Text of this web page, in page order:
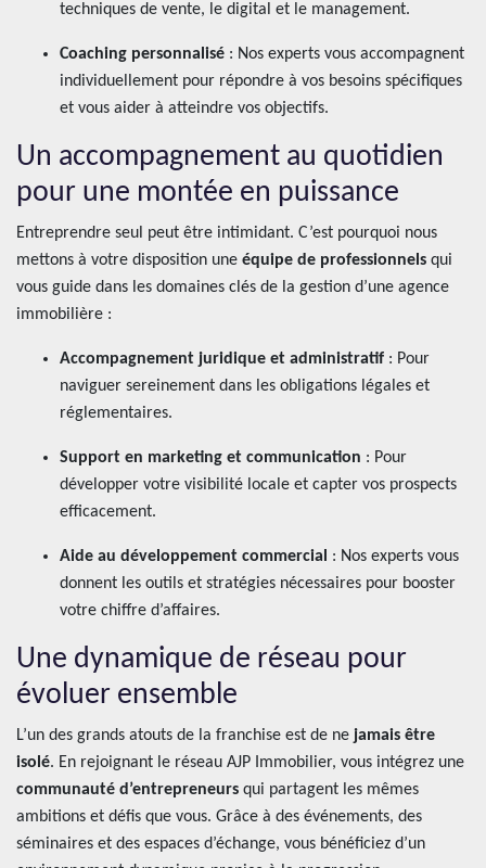
techniques de vente, le digital et le management.
Coaching personnalisé : Nos experts vous accompagnent
individuellement pour répondre à vos besoins spécifiques
et vous aider à atteindre vos objectifs.
Un accompagnement au quotidien
pour une montée en puissance
Entreprendre seul peut être intimidant. C’est pourquoi nous
mettons à votre disposition une équipe de professionnels qui
vous guide dans les domaines clés de la gestion d’une agence
immobilière :
Accompagnement juridique et administratif : Pour
naviguer sereinement dans les obligations légales et
réglementaires.
Support en marketing et communication : Pour
développer votre visibilité locale et capter vos prospects
efficacement.
Aide au développement commercial
: Nos experts vous
donnent les outils et stratégies nécessaires pour booster
votre chiffre d’affaires.
Une dynamique de réseau pour
évoluer ensemble
L’un des grands atouts de la franchise est de ne jamais être
isolé. En rejoignant le réseau AJP Immobilier, vous intégrez une
communauté d’entrepreneurs qui partagent les mêmes
ambitions et défis que vous. Grâce à des événements, des
séminaires et des espaces d’échange, vous bénéficiez d’un